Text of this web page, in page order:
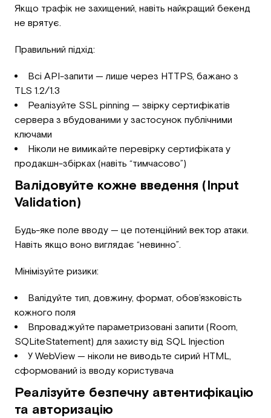
Якщо трафік не захищений, навіть найкращий бекенд
не врятує.
Правильний підхід:
Всі API-запити — лише через HTTPS, бажано з
TLS 1.2/1.3
Реалізуйте SSL pinning — звірку сертифікатів
сервера з вбудованими у застосунок публічними
ключами
Ніколи не вимикайте перевірку сертифіката у
продакшн-збірках (навіть “тимчасово”)
Валідовуйте кожне введення (Input
Validation)
Будь-яке поле вводу — це потенційний вектор атаки.
Навіть якщо воно виглядає “невинно”.
Мінімізуйте ризики:
Валідуйте тип, довжину, формат, обов’язковість
кожного поля
Впроваджуйте параметризовані запити (Room,
SQLiteStatement) для захисту від SQL Injection
У WebView — ніколи не виводьте сирий HTML,
сформований із вводу користувача
Реалізуйте безпечну автентифікацію
та авторизацію